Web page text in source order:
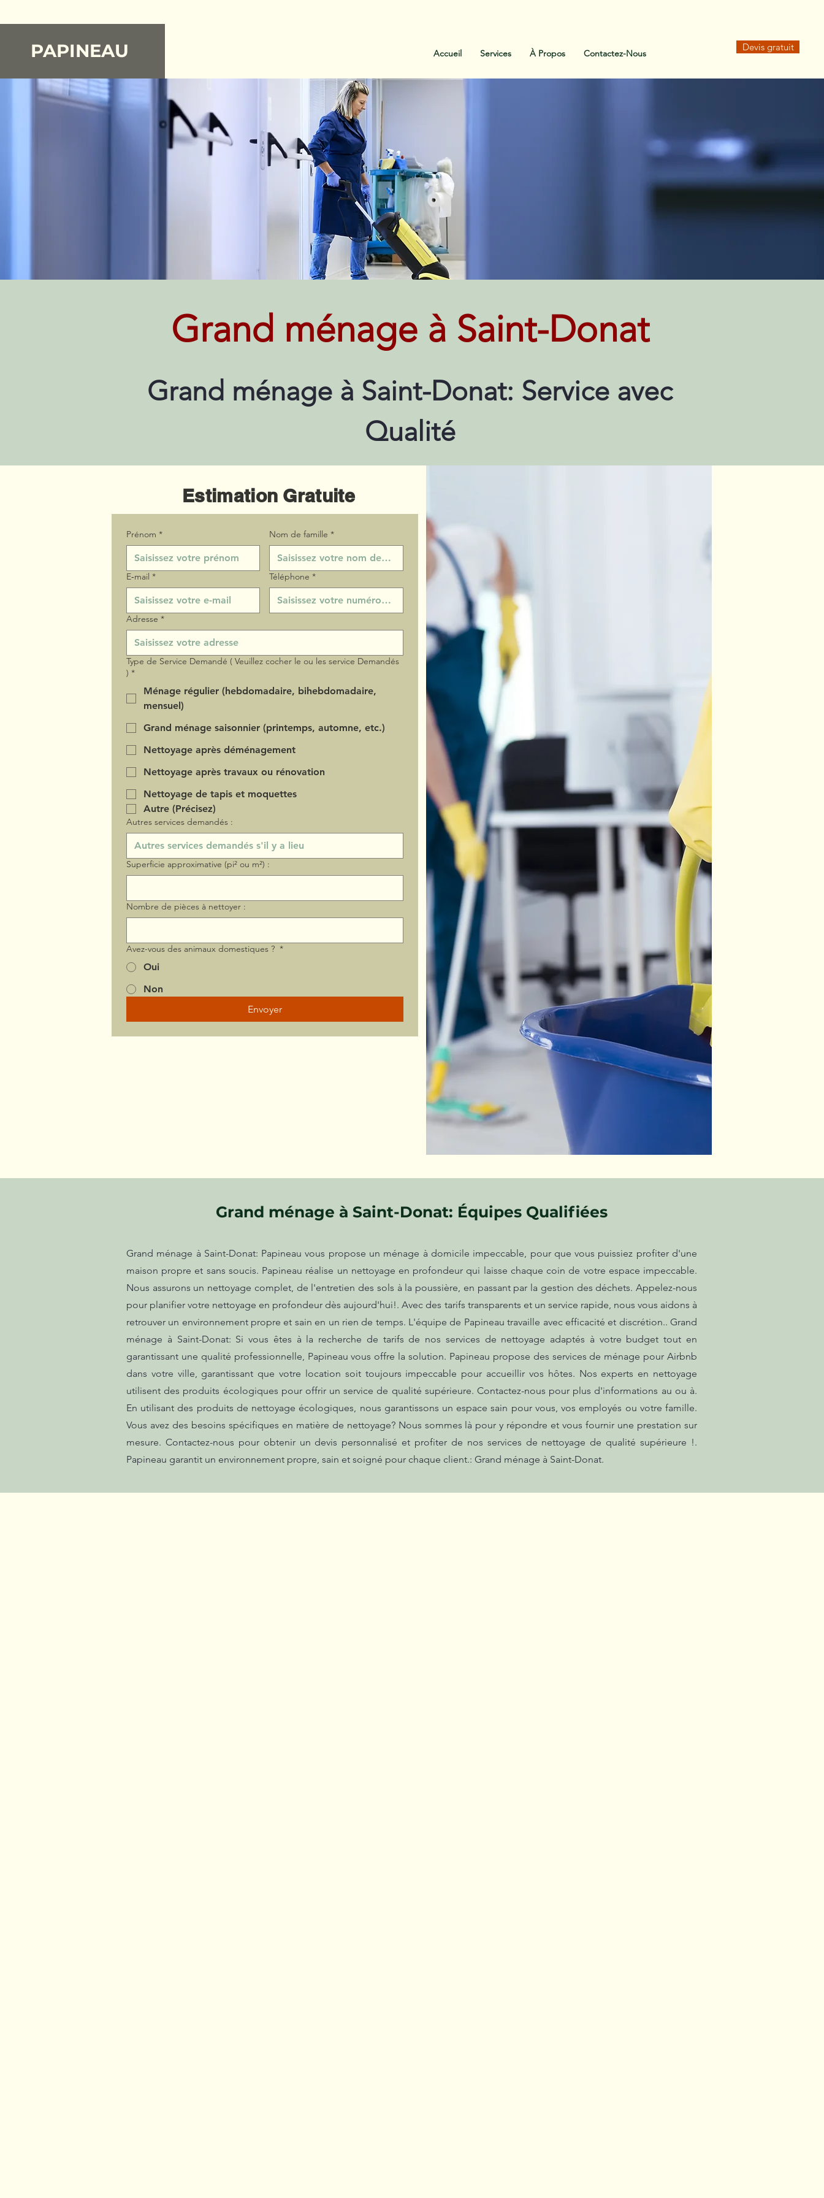
PAPINEAU Accueil Services À Propos Contactez-Nous
Devis gratuit
Grand ménage à Saint-Donat
Grand ménage à Saint-Donat: Service avec
Qualité
Estimation Gratuite
Prénom * Nom de famille *
E‑mail * Téléphone *
Adresse *
Type de Service Demandé ( Veuillez cocher le ou les service Demandés
) *
Ménage régulier (hebdomadaire, bihebdomadaire,
mensuel)
Grand ménage saisonnier (printemps, automne, etc.)
Nettoyage après déménagement
Nettoyage après travaux ou rénovation
Nettoyage de tapis et moquettes
Autre (Précisez)
Autres services demandés :
Superficie approximative (pi² ou m²) :
Nombre de pièces à nettoyer :
Avez-vous des animaux domestiques ? *
Oui
Non
Envoyer
Grand ménage à Saint-Donat: Équipes Qualifiées
Grand ménage à Saint-Donat: Papineau vous propose un ménage à domicile impeccable, pour que vous puissiez profiter d'une
maison propre et sans soucis. Papineau réalise un nettoyage en profondeur qui laisse chaque coin de votre espace impeccable.
Nous assurons un nettoyage complet, de l'entretien des sols à la poussière, en passant par la gestion des déchets. Appelez-nous
pour planifier votre nettoyage en profondeur dès aujourd'hui!. Avec des tarifs transparents et un service rapide, nous vous aidons à
retrouver un environnement propre et sain en un rien de temps. L'équipe de Papineau travaille avec efficacité et discrétion.. Grand
ménage à Saint-Donat: Si vous êtes à la recherche de tarifs de nos services de nettoyage adaptés à votre budget tout en
garantissant une qualité professionnelle, Papineau vous offre la solution. Papineau propose des services de ménage pour Airbnb
dans votre ville, garantissant que votre location soit toujours impeccable pour accueillir vos hôtes. Nos experts en nettoyage
utilisent des produits écologiques pour offrir un service de qualité supérieure. Contactez-nous pour plus d'informations au ou à.
En utilisant des produits de nettoyage écologiques, nous garantissons un espace sain pour vous, vos employés ou votre famille.
Vous avez des besoins spécifiques en matière de nettoyage? Nous sommes là pour y répondre et vous fournir une prestation sur
mesure. Contactez-nous pour obtenir un devis personnalisé et profiter de nos services de nettoyage de qualité supérieure !.
Papineau garantit un environnement propre, sain et soigné pour chaque client.: Grand ménage à Saint-Donat.